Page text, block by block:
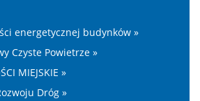
energetycznej budynków »
Czyste Powietrze »
MIEJSKIE »
Dróg »